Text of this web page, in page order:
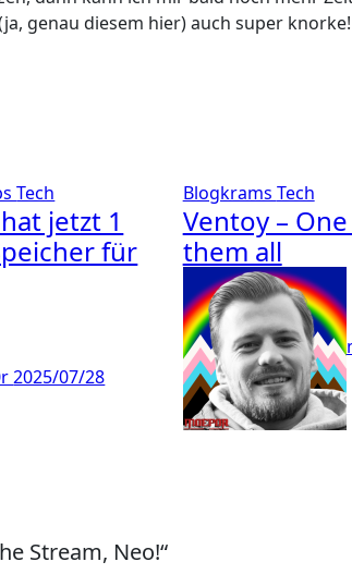
genau diesem hier) auch super
Tech
jetzt 1
für
2025/07/28
Blogkrams Tech
Ventoy –
them all
Stream, Neo!“